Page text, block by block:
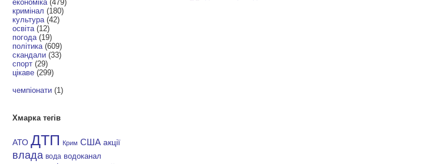
економіка (479)
кримінал (180)
культура (42)
освіта (12)
погода (19)
політика (609)
скандали (33)
спорт (29)
цікаве (299)
чемпіонати (1)
Хмарка тегів
АТО ДТП Крим США акції
влада вода водоканал